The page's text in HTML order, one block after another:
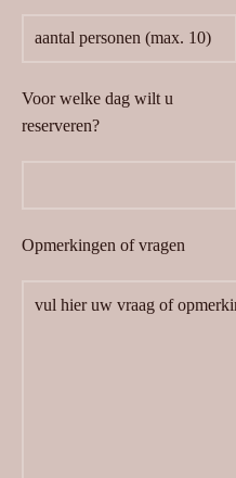
Voor welke dag wilt u
reserveren?
Opmerkingen of vragen